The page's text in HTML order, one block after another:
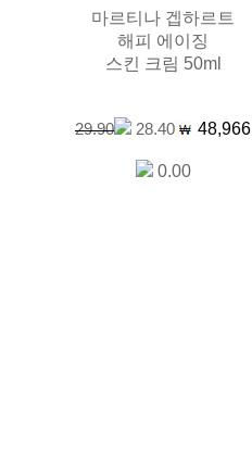
마르티나 겝하르트
해피 에이징
스킨 크림 50ml
29.90 28.40 48,966
0.00